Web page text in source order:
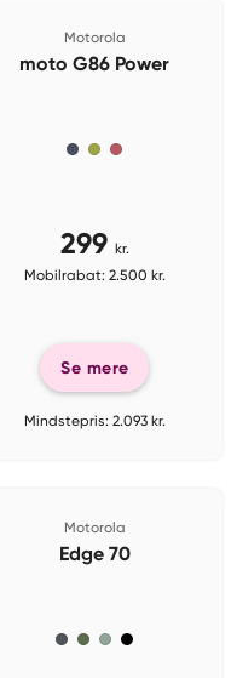
Motorola
moto G86 Power
299 kr.
Mobilrabat: 2.500 kr.
Se mere
Mindstepris: 2.093 kr.
Motorola
Edge 70